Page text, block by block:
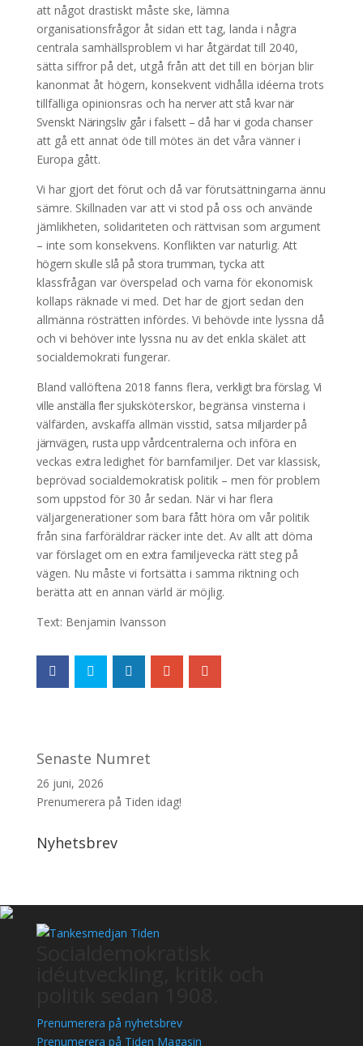
att något drastiskt måste ske, lämna
organisationsfrågor åt sidan ett tag, landa i några
centrala samhällsproblem vi har åtgärdat till 2040,
sätta siffror på det, utgå från att det till en början blir
kanonmat åt högern, konsekvent vidhålla idéerna trots
tillfälliga opinionsras och ha nerver att stå kvar när
Svenskt Näringsliv går i falsett – då har vi goda chanser
att gå ett annat öde till mötes än det våra vänner i
Europa gått.
Vi har gjort det förut och då var förutsättningarna ännu
sämre. Skillnaden var att vi stod på oss och använde
jämlikheten, solidariteten och rättvisan som argument
– inte som konsekvens. Konflikten var naturlig. Att
högern skulle slå på stora trumman,tycka att
klassfrågan var överspelad och varna för ekonomisk
kollaps räknade vi med. Det har de gjort sedan den
allmänna rösträtten infördes. Vi behövde inte lyssna då
och vi behöver inte lyssna nu av det enkla skälet att
socialdemokrati fungerar.
Bland vallöftena 2018 fanns flera, verkligt bra förslag. Vi
ville anställa fler sjuksköterskor, begränsa vinsterna i
välfärden, avskaffa allmän visstid, satsa miljarder på
järnvägen, rusta upp vårdcentralerna och införa en
veckas extraledighet för barnfamiljer. Det var klassisk,
beprövad socialdemokratisk politik – men för problem
som uppstod för 30 år sedan. När vi har flera
väljargenerationer som bara fått höra om vår politik
från sina farföräldrar räcker inte det. Av allt att döma
var förslaget om en extra familjevecka rätt steg på
vägen. Nu måste vi fortsätta i samma riktning och
berätta att en annan värld är möjlig.
Text: Benjamin Ivansson
Senaste Numret
26 juni, 2026
Prenumerera på Tiden idag!
Nyhetsbrev
Prenumerera på nyhetsbrev
Prenumerera på Tiden Magasin